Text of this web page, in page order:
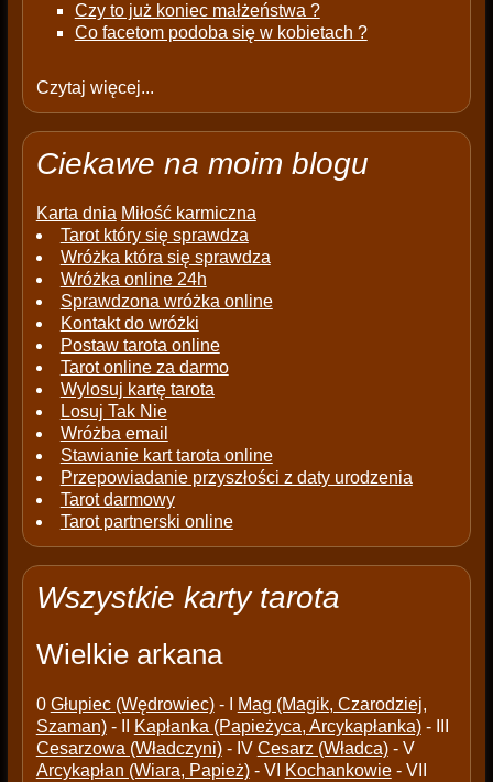
Czy to już koniec małżeństwa ?
Co facetom podoba się w kobietach ?
Czytaj więcej...
Ciekawe na moim blogu
Karta dnia Miłość karmiczna
Tarot który się sprawdza
Wróżka która się sprawdza
Wróżka online 24h
Sprawdzona wróżka online
Kontakt do wróżki
Postaw tarota online
Tarot online za darmo
Wylosuj kartę tarota
Losuj Tak Nie
Wróżba email
Stawianie kart tarota online
Przepowiadanie przyszłości z daty urodzenia
Tarot darmowy
Tarot partnerski online
Wszystkie karty tarota
Wielkie arkana
0 Głupiec (Wędrowiec)- I
Mag (Magik, Czarodziej,
Szaman)- II Kapłanka (Papieżyca, Arcykapłanka)- III
Cesarzowa (Władczyni)- IV Cesarz (Władca)- V
Arcykapłan (Wiara, Papież)- VI Kochankowie- VII